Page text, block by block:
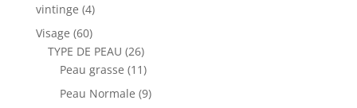
vintinge (4)
Visage (60)
TYPE DE PEAU (26)
Peau grasse (11)
Peau Normale (9)